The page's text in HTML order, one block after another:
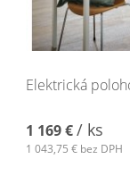
Elektrická
1 169 €/ ks
1 043,75 € bez DPH